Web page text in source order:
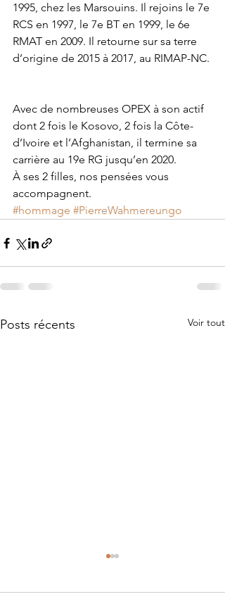
1995, chez les Marsouins. Il rejoins le 7e
RCS en 1997, le 7e BT en 1999, le 6e
RMAT en 2009. Il retourne sur sa terre
d’origine de 2015 à 2017, au RIMAP-NC.
Avec de nombreuses OPEX à son actif
dont 2 fois le Kosovo, 2 fois la Côte-
d’Ivoire et l’Afghanistan, il termine sa
carrière au 19e RG jusqu’en 2020.
À ses 2 filles, nos pensées vous
accompagnent.
#hommage #PierreWahmereungo
Posts récents Voir tout